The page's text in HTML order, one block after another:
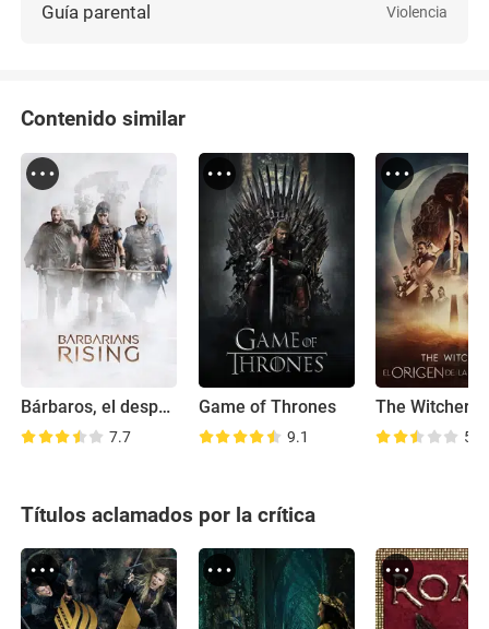
Guía parental Violencia
Contenido similar
Bárbaros, el despertar
7.7
Game of Thrones
9.1 5.8
Títulos aclamados por la crítica